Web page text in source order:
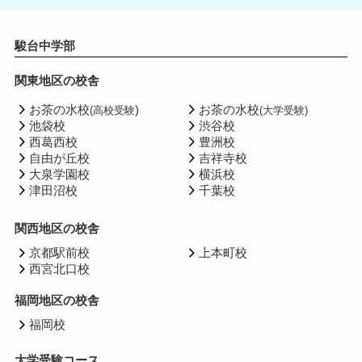
駿台中学部
関東地区の校舎
お茶の水校(高校受験)
池袋校
西葛西校
自由が丘校
大泉学園校
津田沼校
お茶の水校(大学受験)
渋谷校
豊洲校
吉祥寺校
横浜校
千葉校
関西地区の校舎
京都駅前校
西宮北口校
上本町校
福岡地区の校舎
福岡校